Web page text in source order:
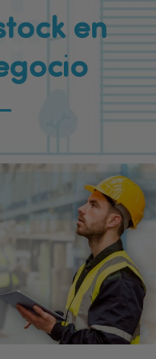
en